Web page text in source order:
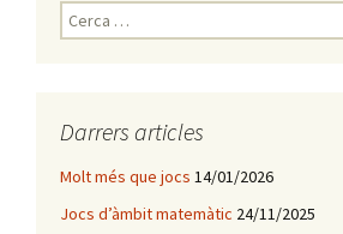
e
:Darrers articles
Molt més que jocs 14/01/2026
Jocs d’àmbit matemàtic 24/11/2025